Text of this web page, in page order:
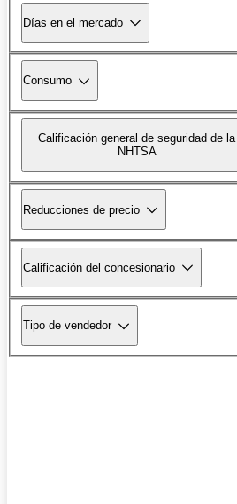
Días en el mercado
Consumo
Calificación general de seguridad de la
NHTSA
Reducciones de precio
Calificación del concesionario
Tipo de vendedor